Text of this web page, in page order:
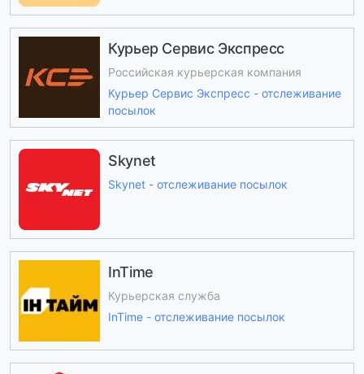
Курьер Сервис Экспресс
Российская курьерская компания
Курьер Сервис Экспресс - отслеживание
посылок
Skynet
Skynet - отслеживание посылок
InTime
Курьерская служба
InTime - отслеживание посылок